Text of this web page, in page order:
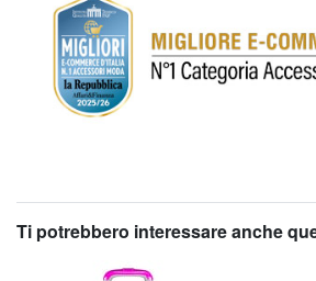
Ti potrebbero interessare anche